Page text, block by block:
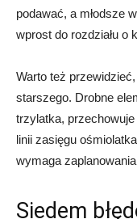
podawać, a młodsze
wprost do rozdziału o
Warto też
starszego. Drobne
trzylatka,
linii zasięgu
wymaga
Siedem